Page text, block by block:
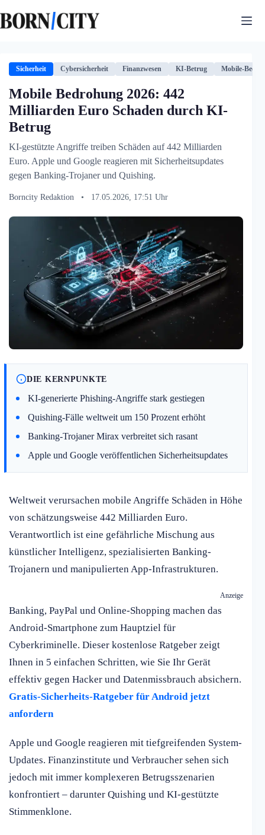
Inhalt
springen
Sicherheit Cybersicherheit Finanzwesen KI-Betrug Mobile-
Mobile Bedrohung 2026: 442
Milliarden Euro Schaden durch KI-
Betrug
KI-gestützte Angriffe treiben Schäden auf 442 Milliarden
Euro. Apple und Google reagieren mit Sicherheitsupdates
gegen Banking-Trojaner und Quishing.
Borncity Redaktion • 17.05.2026, 17:51 Uhr
DIE KERNPUNKTE
KI-generierte Phishing-Angriffe stark gestiegen
Quishing-Fälle weltweit um 150 Prozent erhöht
Banking-Trojaner Mirax verbreitet sich rasant
Apple und Google veröffentlichen Sicherheitsupdates
Weltweit verursachen mobile Angriffe Schäden in Höhe
von schätzungsweise 442 Milliarden Euro.
Verantwortlich ist eine gefährliche Mischung aus
künstlicher Intelligenz, spezialisierten Banking-
Trojanern und manipulierten App-Infrastrukturen.
Anzeige
Banking, PayPal und Online-Shopping machen das
Android-Smartphone zum Hauptziel für
Cyberkriminelle. Dieser kostenlose Ratgeber zeigt
Ihnen in 5 einfachen Schritten, wie Sie Ihr Gerät
effektiv gegen Hacker und Datenmissbrauch absichern.
Gratis-Sicherheits-Ratgeber für Android jetzt
anfordern
Apple und Google reagieren mit tiefgreifenden System-
Updates. Finanzinstitute und Verbraucher sehen sich
jedoch mit immer komplexeren Betrugsszenarien
konfrontiert – darunter Quishing und KI-gestützte
Stimmenklone.